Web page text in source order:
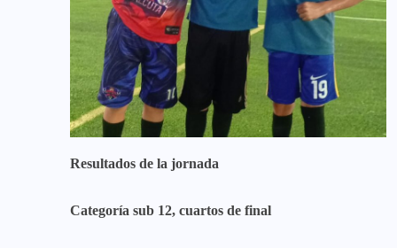
Resultados de la jornada
Categoría sub 12, cuartos de final